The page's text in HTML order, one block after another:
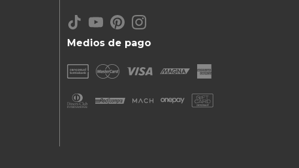
Medios de pago